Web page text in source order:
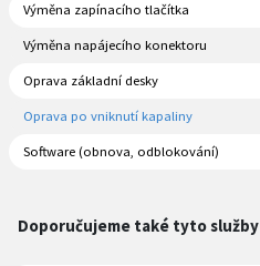
Výměna zapínacího tlačítka
Výměna napájecího konektoru
Oprava základní desky
Oprava po vniknutí kapaliny
Software (obnova, odblokování)
Doporučujeme také tyto služby